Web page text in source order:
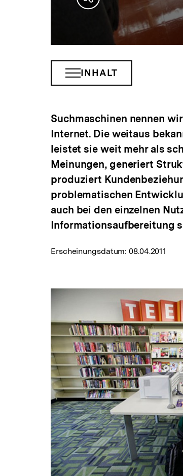
Optionen
INHALTSNAVIGATION
ÖFFNEN
INHALT
Suchmaschinen nennen
Internet. Die weitaus
leistet sie weit mehr als
Meinungen, generiert
produziert
problematischen
auch bei den einzelnen
Informationsaufbereitung
Erscheinungsdatum:08.04.2011